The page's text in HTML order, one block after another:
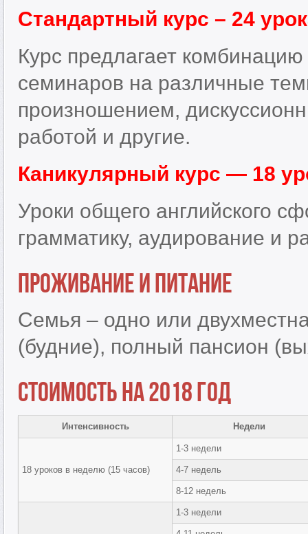
Стандартный курс – 24
Курс предлагает
семинаров на различные
произношением,
работой и другие.
Каникулярный курс — 18
Уроки общего английского
грамматику, аудирование и
Проживание и питание
Семья – одно или
(будние), полный пансион
Стоимость на 2018 год
Интенсивность Недели
18 уроков в неделю (15 часов)
1-3 недели
4-7 недель
8-12 недель
1-3 недели